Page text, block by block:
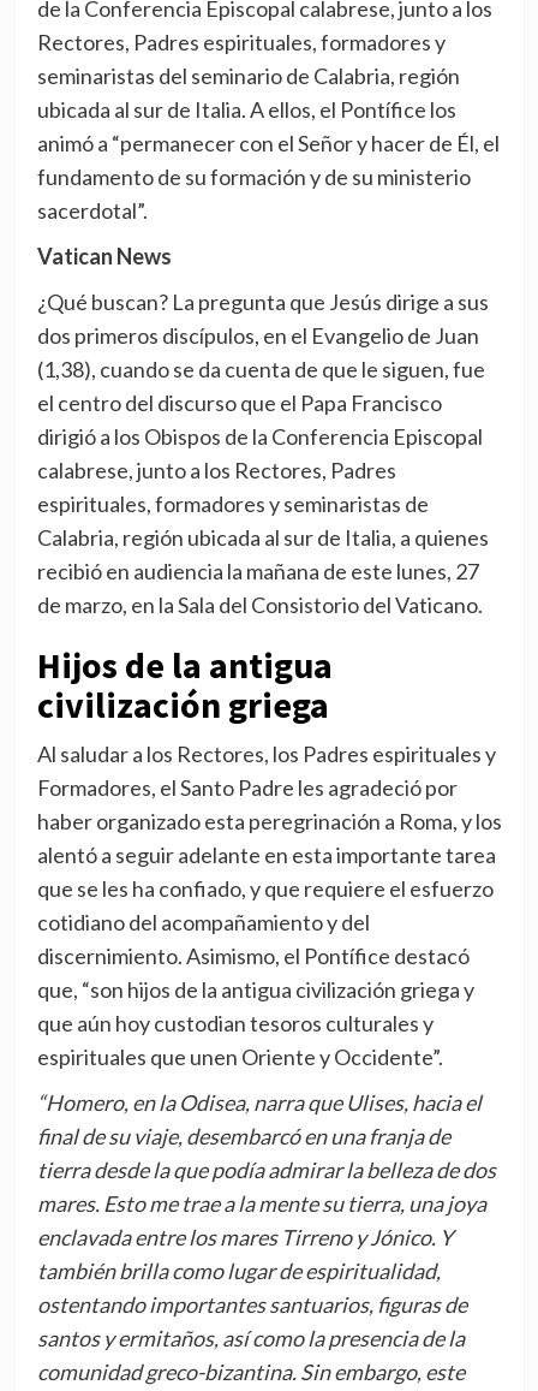
de la Conferencia Episcopal calabrese, junto a los
Rectores, Padres espirituales, formadores y
seminaristas del seminario de Calabria, región
ubicada al sur de Italia. A ellos, el Pontífice los
animó a “permanecer con el Señor y hacer de Él, el
fundamento de su formación y de su ministerio
sacerdotal”.
Vatican News
¿Qué buscan? La pregunta que Jesús dirige a sus
dos primeros discípulos, en el Evangelio de Juan
(1,38), cuando se da cuenta de que le siguen, fue
el centro del discurso que el Papa Francisco
dirigió a los Obispos de la Conferencia Episcopal
calabrese, junto a los Rectores, Padres
espirituales, formadores y seminaristas de
Calabria, región ubicada al sur de Italia, a quienes
recibió en audiencia la mañana de este lunes, 27
de marzo, en la Sala del Consistorio del Vaticano.
Hijos de la antigua
civilización griega
Al saludar a los Rectores, los Padres espirituales y
Formadores, el Santo Padre les agradeció por
haber organizado esta peregrinación a Roma, y los
alentó a seguir adelante en esta importante tarea
que se les ha confiado, y que requiere el esfuerzo
cotidiano del acompañamiento y del
discernimiento. Asimismo, el Pontífice destacó
que, “son hijos de la antigua civilización griega y
que aún hoy custodian tesoros culturales y
espirituales que unen Oriente y Occidente”.
“Homero, en la Odisea, narra que Ulises, hacia el
final de su viaje, desembarcó en una franja de
tierra desde la que podía admirar la belleza de dos
mares. Esto me trae a la mente su tierra, una joya
enclavada entre los mares Tirreno y Jónico. Y
también brilla como lugar de espiritualidad,
ostentando importantes santuarios, figuras de
santos y ermitaños, así como la presencia de la
comunidad greco-bizantina. Sin embargo, este